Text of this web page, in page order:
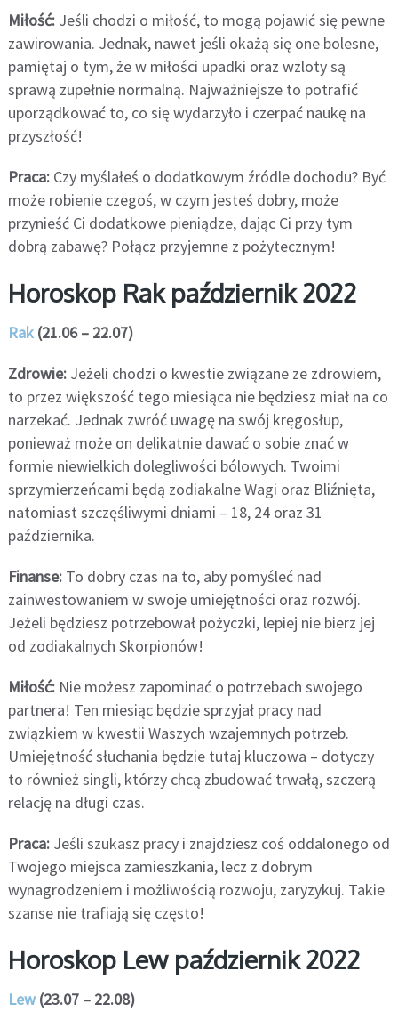
Miłość: Jeśli chodzi o miłość, to mogą pojawić się pewne
zawirowania. Jednak, nawet jeśli okażą się one bolesne,
pamiętaj o tym, że w miłości upadki oraz wzloty są
sprawą zupełnie normalną. Najważniejsze to potrafić
uporządkować to, co się wydarzyło i czerpać naukę na
przyszłość!
Praca: Czy myślałeś o dodatkowym źródle dochodu? Być
może robienie czegoś, w czym jesteś dobry, może
przynieść Ci dodatkowe pieniądze, dając Ci przy tym
dobrą zabawę? Połącz przyjemne z pożytecznym!
Horoskop Rak październik 2022
Rak(21.06 – 22.07)
Zdrowie: Jeżeli chodzi o kwestie związane ze zdrowiem,
to przez większość tego miesiąca nie będziesz miał na co
narzekać. Jednak zwróć uwagę na swój kręgosłup,
ponieważ może on delikatnie dawać o sobie znać w
formie niewielkich dolegliwości bólowych. Twoimi
sprzymierzeńcami będą zodiakalne Wagi oraz Bliźnięta,
natomiast szczęśliwymi dniami – 18, 24 oraz 31
października.
Finanse: To dobry czas na to, aby pomyśleć nad
zainwestowaniem w swoje umiejętności oraz rozwój.
Jeżeli będziesz potrzebował pożyczki, lepiej nie bierz jej
od zodiakalnych Skorpionów!
Miłość: Nie możesz zapominać o potrzebach swojego
partnera! Ten miesiąc będzie sprzyjał pracy nad
związkiem w kwestii Waszych wzajemnych potrzeb.
Umiejętność słuchania będzie tutaj kluczowa – dotyczy
to również singli, którzy chcą zbudować trwałą, szczerą
relację na długi czas.
Praca: Jeśli szukasz pracy i znajdziesz coś oddalonego od
Twojego miejsca zamieszkania, lecz z dobrym
wynagrodzeniem i możliwością rozwoju, zaryzykuj. Takie
szanse nie trafiają się często!
Horoskop Lew październik 2022
Lew(23.07 – 22.08)